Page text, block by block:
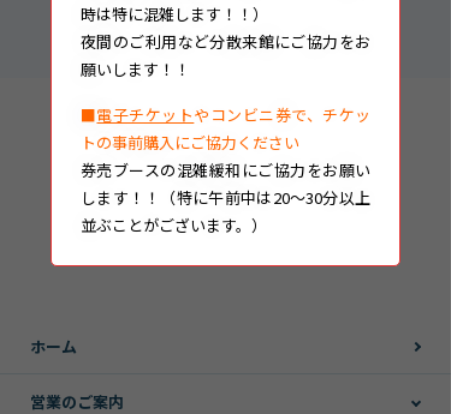
ホーム
営業のご案内
時は特に混雑します！！）
夜間のご利用など分散来館にご協力をお
願いします！！
■電子チケットやコンビニ券で、チケッ
トの事前購入にご協力ください
券売ブースの混雑緩和にご協力をお願い
します！！（特に午前中は20～30分以上
並ぶことがございます。）